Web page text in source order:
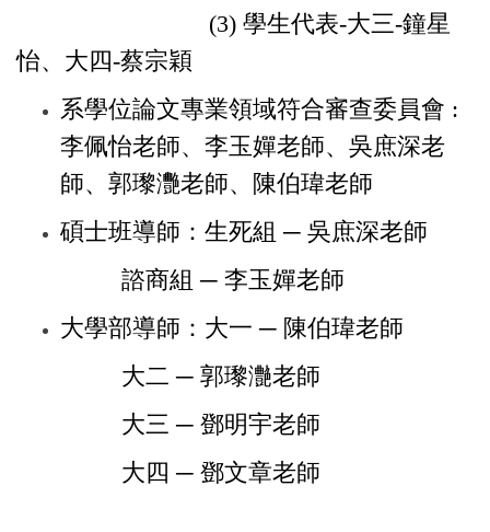
(3) 學生代表-大三-鐘星
怡、 大四-蔡宗穎
系學位論文專業領域符合審查委員會 :
李佩怡老師、李玉嬋老師、吳庶深老
師、 郭瓈灧老師、 陳伯瑋老師
碩士班導師：生死組 ─ 吳庶深老師
諮商組 ─ 李玉嬋老師
大學部導師：大一 ─ 陳伯瑋老師
大二 ─ 郭瓈灔老師
大三 ─ 鄧明宇老師
大四 ─ 鄧文章老師